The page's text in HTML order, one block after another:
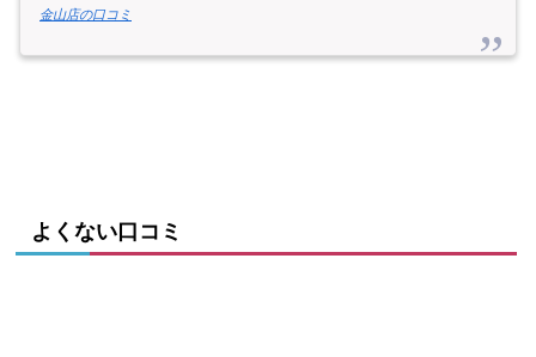
金山店の口コミ
よくない口コミ